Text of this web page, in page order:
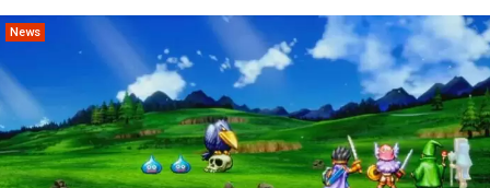
News